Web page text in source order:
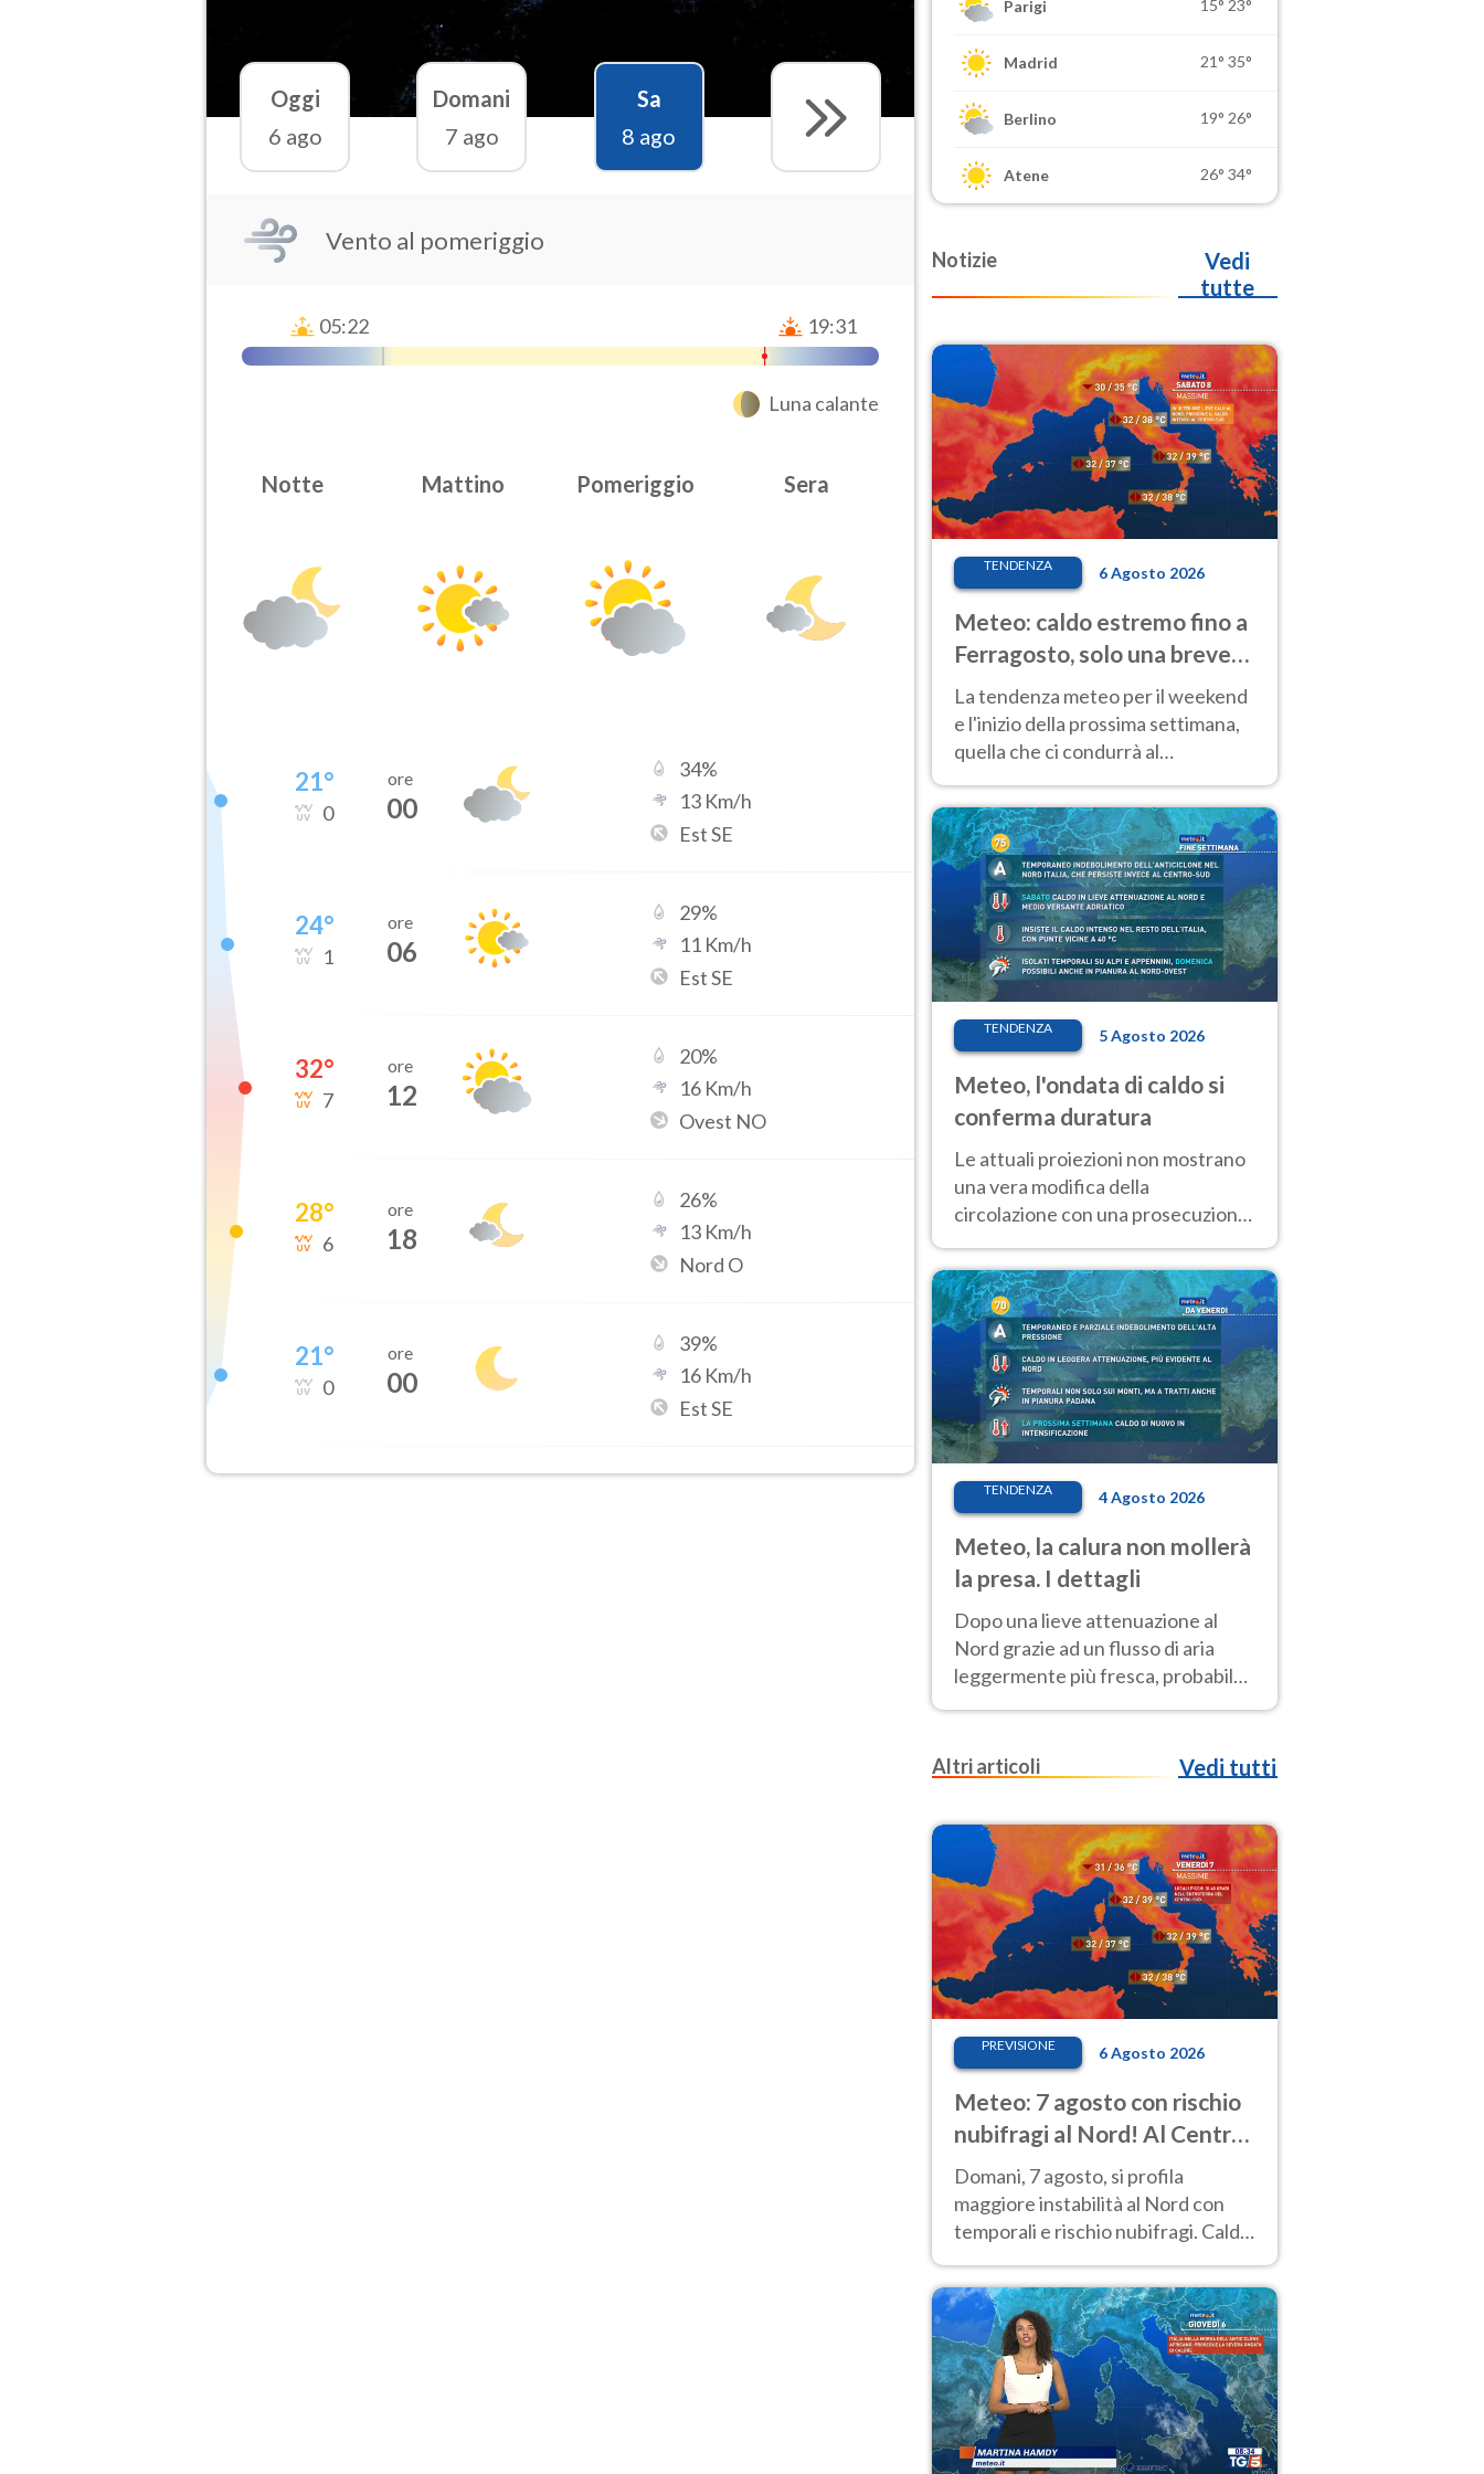
Oggi
6 ago
Domani
7 ago
Sa
8 ago
Vento al pomeriggio
05:22 19:31
Luna calante
Notte Mattino Pomeriggio Sera
21°
0
ore
00
34%
13 Km/h
Est SE
24°
1
ore
06
29%
11 Km/h
Est SE
32°
7
ore
12
20%
16 Km/h
Ovest NO
28°
6
ore
18
26%
13 Km/h
Nord O
21°
0
ore
00
39%
16 Km/h
Est SE
Parigi 15° 23°
Madrid 21° 35°
Berlino 19° 26°
Atene 26° 34°
Notizie
Vedi
tutte
TENDENZA 6 Agosto 2026
Meteo: caldo estremo fino a
Ferragosto, solo una breve
pausa. Ecco dove
La tendenza meteo per il weekend
e l'inizio della prossima settimana,
quella che ci condurrà al
temperature molto elevate
TENDENZA 5 Agosto 2026
Meteo, l'ondata di caldo si
conferma duratura
Le attuali proiezioni non mostrano
una vera modifica della
circolazione con una prosecuzione
giorni, compresa la settimana di
Ferragosto
TENDENZA 4 Agosto 2026
Meteo, la calura non mollerà
la presa. I dettagli
Dopo una lieve attenuazione al
Nord grazie ad un flusso di aria
leggermente più fresca, probabile
nuovo rinforzo dell’anticiclone
Altri articoli
Vedi tutti
PREVISIONE 6 Agosto 2026
Meteo: 7 agosto con rischio
nubifragi al Nord! Al Centro-
Sud caldo estremo
Domani, 7 agosto, si profila
maggiore instabilità al Nord con
temporali e rischio nubifragi. Caldo
previsioni.